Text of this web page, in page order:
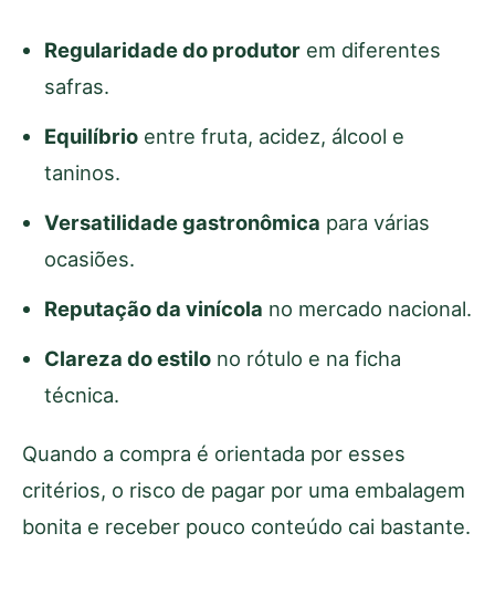
Regularidade do produtor em diferentes
safras.
Equilíbrio entre fruta, acidez, álcool e
taninos.
Versatilidade gastronômica para várias
ocasiões.
Reputação da vinícola no mercado nacional.
Clareza do estilo no rótulo e na ficha
técnica.
Quando a compra é orientada por esses
critérios, o risco de pagar por uma embalagem
bonita e receber pouco conteúdo cai bastante.